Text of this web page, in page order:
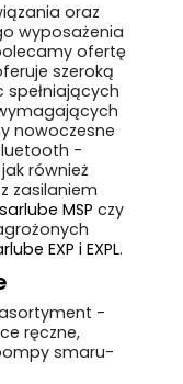
oraz
wyposażenia
ofertę
szeroką
nowoczesne
-
jak również
zasilaniem
MSP czy
EXP i EXPL.
-
ręczne,
smaru-